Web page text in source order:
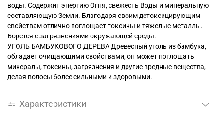
воды. Содержит энергию Огня, свежесть Воды и минеральную
составляющую Земли. Благодаря своим детоксицирующим
свойствам отлично поглощает токсины и тяжелые металлы.
Борется с загрязнениями окружающей среды.
УГОЛЬ БАМБУКОВОГО ДЕРЕВА Древесный уголь из бамбука,
обладает очищающими свойствами, он может поглощать
минералы, токсины, загрязнения и другие вредные вещества,
делая волосы более сильными и здоровыми.
Характеристики